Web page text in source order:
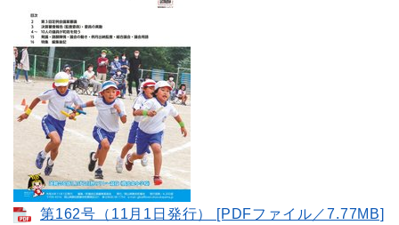
第162号（11月1日発行） [PDFファイル／7.77MB]